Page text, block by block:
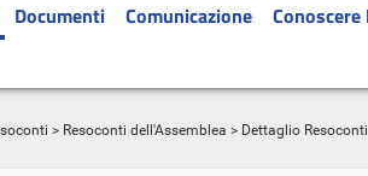
Documenti Comunicazione Conoscere
> Resoconti dell'Assemblea > Dettaglio Resoconti